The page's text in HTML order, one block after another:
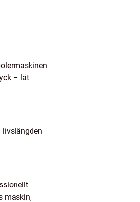
– låt
livslängden
maskin,